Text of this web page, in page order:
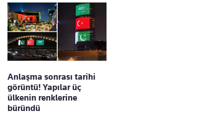
Anlaşma sonrası tarihi
görüntü! Yapılar üç
ülkenin renklerine
büründü